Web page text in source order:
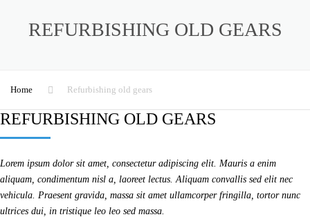
REFURBISHING OLD GEARS
Home Refurbishing old gears
REFURBISHING OLD GEARS
Lorem ipsum dolor sit amet, consectetur adipiscing elit. Mauris a enim
aliquam, condimentum nisl a, laoreet lectus. Aliquam convallis sed elit nec
vehicula. Praesent gravida, massa sit amet ullamcorper fringilla, tortor nunc
ultrices dui, in tristique leo leo sed massa.